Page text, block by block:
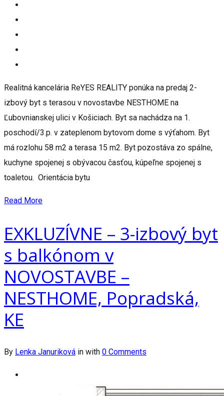
Realitná kancelária ReYES REALITY ponúka na predaj 2-
izbový byt s terasou v novostavbe NESTHOME na
Ľubovnianskej ulici v Košiciach. Byt sa nachádza na 1.
poschodí/3.p. v zateplenom bytovom dome s výťahom. Byt
má rozlohu 58 m2 a terasa 15 m2. Byt pozostáva zo spálne,
kuchyne spojenej s obývacou časťou, kúpeľne spojenej s
toaletou. Orientácia bytu
Read More
EXKLUZÍVNE – 3-izbový byt
s balkónom v
NOVOSTAVBE –
NESTHOME, Popradská,
KE
By Lenka Januriková in with 0 Comments